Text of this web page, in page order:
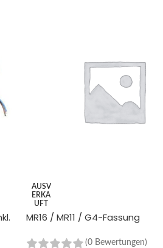
AUSV
ERKA
UFT
MR16 / MR11 / G4-Fassung
(0 Bewertungen)